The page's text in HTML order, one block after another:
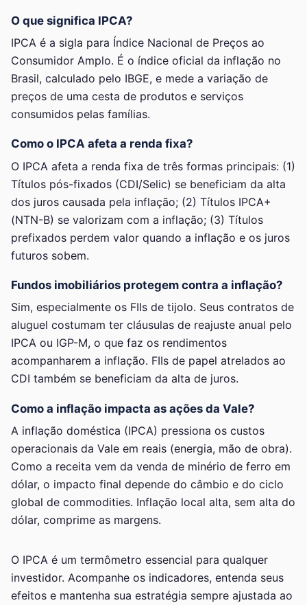
O que significa IPCA?
IPCA é a sigla para Índice Nacional de Preços ao
Consumidor Amplo. É o índice oficial da inflação no
Brasil, calculado pelo IBGE, e mede a variação de
preços de uma cesta de produtos e serviços
consumidos pelas famílias.
Como o IPCA afeta a renda fixa?
O IPCA afeta a renda fixa de três formas principais: (1)
Títulos pós-fixados (CDI/Selic) se beneficiam da alta
dos juros causada pela inflação; (2) Títulos IPCA+
(NTN-B) se valorizam com a inflação; (3) Títulos
prefixados perdem valor quando a inflação e os juros
futuros sobem.
Fundos imobiliários protegem contra a inflação?
Sim, especialmente os FIIs de tijolo. Seus contratos de
aluguel costumam ter cláusulas de reajuste anual pelo
IPCA ou IGP-M, o que faz os rendimentos
acompanharem a inflação. FIIs de papel atrelados ao
CDI também se beneficiam da alta de juros.
Como a inflação impacta as ações da Vale?
A inflação doméstica (IPCA) pressiona os custos
operacionais da Vale em reais (energia, mão de obra).
Como a receita vem da venda de minério de ferro em
dólar, o impacto final depende do câmbio e do ciclo
global de commodities. Inflação local alta, sem alta do
dólar, comprime as margens.
O IPCA é um termômetro essencial para qualquer
investidor. Acompanhe os indicadores, entenda seus
efeitos e mantenha sua estratégia sempre ajustada ao